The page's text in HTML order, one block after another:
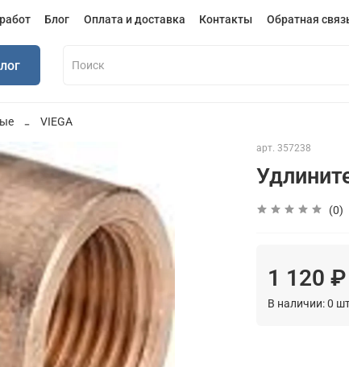
Блог Оплата и доставка Контакты Обратная
VIEGA
арт. 357238
(0)
1 120 ₽
В наличии:0